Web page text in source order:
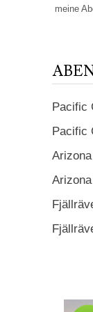
meine
Pacific
Pacific
Arizona